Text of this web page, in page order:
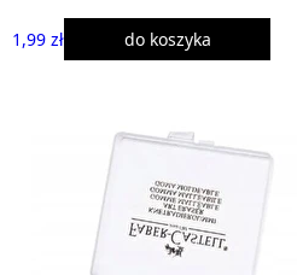
1,99 zł do koszyka